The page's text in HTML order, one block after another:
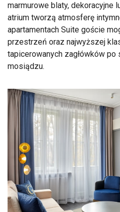
marmurowe blaty, dekoracyjne
atrium tworzą atmosferę
apartamentach Suite goście
przestrzeń oraz najwyższej
tapicerowanych zagłówków po
mosiądzu.